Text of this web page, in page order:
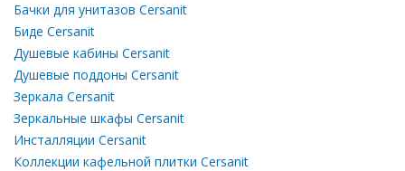
Бачки для унитазов Cersanit
Биде Cersanit
Душевые кабины Cersanit
Душевые поддоны Cersanit
Зеркала Cersanit
Зеркальные шкафы Cersanit
Инсталляции Cersanit
Коллекции кафельной плитки Cersanit